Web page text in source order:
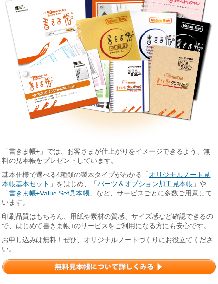
「書きま帳+」では、お客さまが仕上がりをイメージできるよう、無
料の見本帳をプレゼントしています。
基本仕様で選べる4種類の製本タイプがわかる「 オリジナルノート見
本帳基本セット 」をはじめ、「パーツ＆オプション加工見本帳 」や
「書きま帳+Value Set見本帳 」など、サービスごとに多数ご用意して
います。
印刷品質はもちろん、用紙や素材の質感、サイズ感など確認できるの
で、はじめて書きま帳+のサービスをご利用になる方にも安心です。
お申し込みは無料！ぜひ、オリジナルノートづくりにお役立てくださ
い。